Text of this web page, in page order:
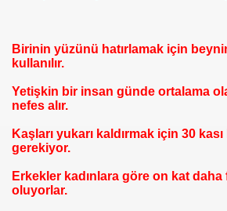
Birinin yüzünü hatırlamak için
kullanılır.
Yetişkin bir insan günde ortalama
nefes alır.
Kaşları yukarı kaldırmak için 30
gerekiyor.
Erkekler kadınlara göre on kat
oluyorlar.